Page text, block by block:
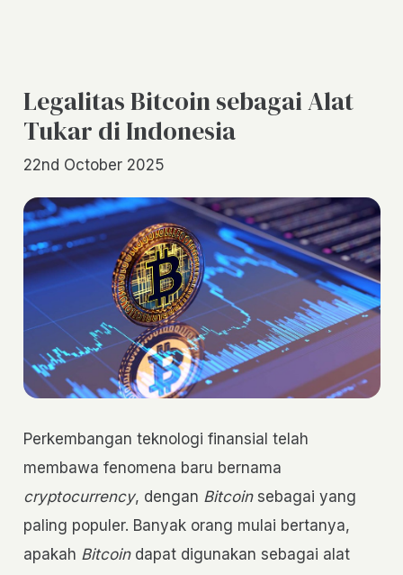
Legalitas Bitcoin sebagai Alat
Tukar di Indonesia
22nd October 2025
Perkembangan teknologi finansial telah
membawa fenomena baru bernama
cryptocurrency, dengan Bitcoinsebagai yang
paling populer. Banyak orang mulai bertanya,
apakah Bitcoindapat digunakan sebagai alat